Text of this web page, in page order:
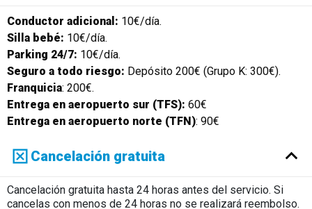
Conductor adicional: 10€/día.
Silla bebé: 10€/día.
Parking 24/7: 10€/día.
Seguro a todo riesgo: Depósito 200€ (Grupo K: 300€).
Franquicia: 200€.
Entrega en aeropuerto sur (TFS): 60€
Entrega en aeropuerto norte (TFN): 90€
Cancelación gratuita
Cancelación gratuita hasta 24 horas antes del servicio. Si
cancelas con menos de 24 horas no se realizará reembolso.